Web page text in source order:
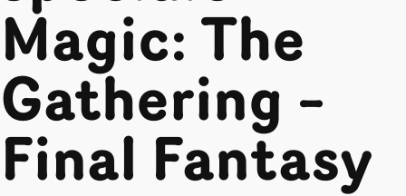
Magic: The
Gathering –
Final Fantasy